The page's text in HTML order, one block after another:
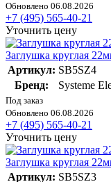
Обновлено 06.08.2026
+7 (495) 565-40-21
Уточнить цену
Заглушка круглая
Артикул: SB5SZ4
Бренд:
Systeme
Под заказ
Обновлено 06.08.2026
+7 (495) 565-40-21
Уточнить цену
Заглушка круглая
Артикул: SB5SZ3